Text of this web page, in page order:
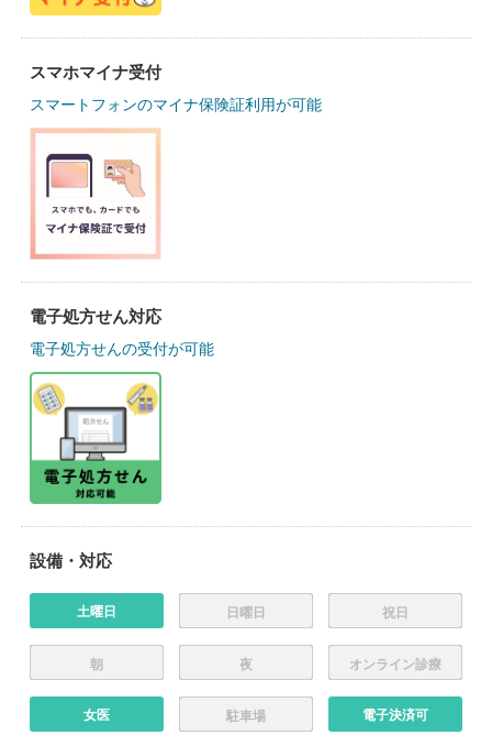
スマホマイナ受付
スマートフォンのマイナ保険証利用が可能
電子処方せん対応
電子処方せんの受付が可能
設備・対応
土曜日 日曜日 祝日
朝 夜 オンライン診療
女医 駐車場 電子決済可